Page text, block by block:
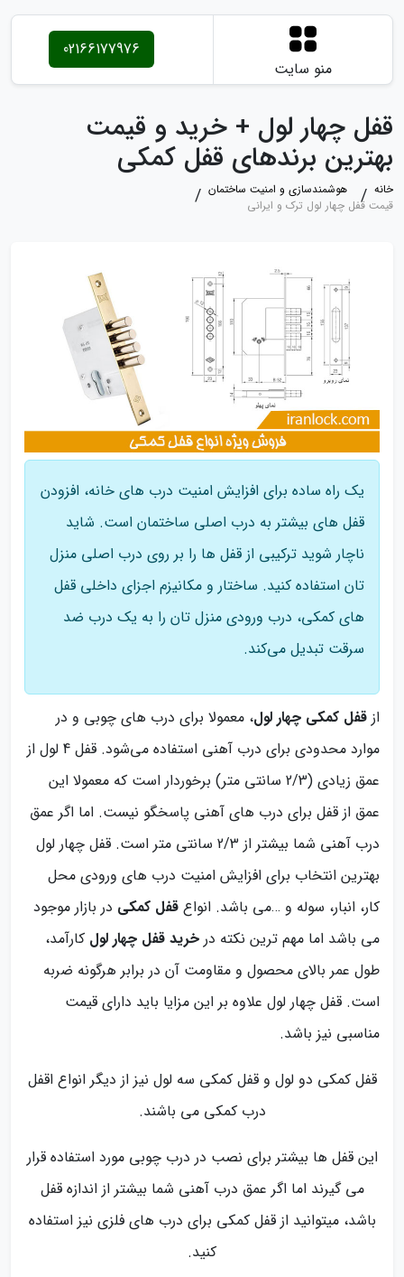
منو سایت
02166177976
قفل چهار لول + خرید و قیمت
بهترین برندهای قفل کمکی
خانه
هوشمندسازی و امنیت ساختمان
قیمت قفل چهار لول ترک و ایرانی
یک راه ساده برای افزایش امنیت درب های خانه، افزودن
قفل های بیشتر به درب اصلی ساختمان است. شاید
ناچار شوید ترکیبی از قفل ها را بر روی درب اصلی منزل
تان استفاده کنید. ساختار و مکانیزم اجزای داخلی قفل
های کمکی، درب ورودی منزل تان را به یک درب ضد
سرقت تبدیل می‌کند.
از قفل کمکی چهار لول، معمولا برای درب های چوبی و در
موارد محدودی برای درب آهنی استفاده می‌شود. قفل 4 لول از
عمق زیادی (2/3 سانتی متر) برخوردار است که معمولا این
عمق از قفل برای درب های آهنی پاسخگو نیست. اما اگر عمق
درب آهنی شما بیشتر از 2/3 سانتی متر است. قفل چهار لول
بهترین انتخاب برای افزایش امنیت درب های ورودی محل
کار، انبار، سوله و …می باشد. انواع قفل کمکی در بازار موجود
می باشد اما مهم ترین نکته در خرید قفل چهار لول کارآمد،
طول عمر بالای محصول و مقاومت آن در برابر هرگونه ضربه
است. قفل چهار لول علاوه بر این مزایا باید دارای قیمت
مناسبی نیز باشد.
قفل کمکی دو لول و قفل کمکی سه لول نیز از دیگر انواع اقفل
درب کمکی می باشند.
این قفل ها بیشتر برای نصب در درب چوبی مورد استفاده قرار
می گیرند اما اگر عمق درب آهنی شما بیشتر از اندازه قفل
باشد، میتوانید از قفل کمکی برای درب های فلزی نیز استفاده
کنید.